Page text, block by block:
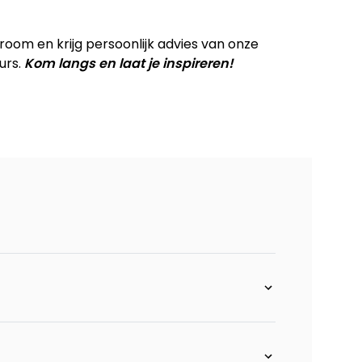
rug
en krijg persoonlijk advies van onze
Kom langs en laat je inspireren!